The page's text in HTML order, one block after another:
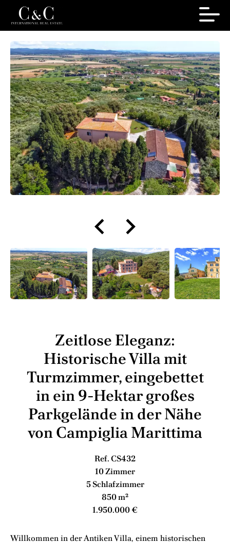
Zeitlose Eleganz:
Historische Villa mit
Turmzimmer, eingebettet
in ein 9-Hektar großes
Parkgelände in der Nähe
von Campiglia Marittima
Ref. CS432
10 Zimmer
5 Schlafzimmer
850 m²
1.950.000 €
Willkommen in der Antiken Villa, einem historischen